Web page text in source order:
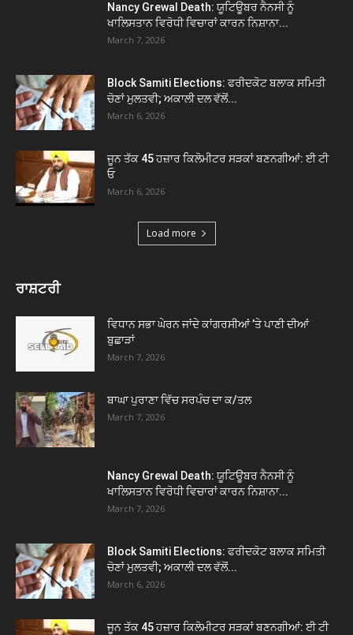
Nancy Grewal Death: ਯੂਟਿਊਬਰ ਨੈਨਸੀ ਨੂੰ
ਖਾਲਿਸਤਾਨ ਵਿਰੋਧੀ ਵਿਚਾਰਾਂ ਕਾਰਨ ਨਿਸ਼ਾਨਾ...
March 7, 2026
Block Samiti Elections: ਫਰੀਦਕੋਟ ਬਲਾਕ ਸਮਿਤੀ
ਚੋਣਾਂ ਮੁਲਤਵੀ; ਅਕਾਲੀ ਦਲ ਵੱਲੋਂ...
March 6, 2026
ਜੂਨ ਤੱਕ 45 ਹਜ਼ਾਰ ਕਿਲੋਮੀਟਰ ਸੜਕਾਂ ਬਣਨਗੀਆਂ: ਈ ਟੀ
ਓ
March 6, 2026
Load more
ਰਾਸ਼ਟਰੀ
ਵਿਧਾਨ ਸਭਾ ਘੇਰਨ ਜਾਂਦੇ ਕਾਂਗਰਸੀਆਂ ’ਤੇ ਪਾਣੀ ਦੀਆਂ
ਬੁਛਾੜਾਂ
March 7, 2026
ਬਾਘਾ ਪੁਰਾਣਾ ਵਿੱਚ ਸਰਪੰਚ ਦਾ ਕ/ਤਲ
March 7, 2026
Nancy Grewal Death: ਯੂਟਿਊਬਰ ਨੈਨਸੀ ਨੂੰ
ਖਾਲਿਸਤਾਨ ਵਿਰੋਧੀ ਵਿਚਾਰਾਂ ਕਾਰਨ ਨਿਸ਼ਾਨਾ...
March 7, 2026
Block Samiti Elections: ਫਰੀਦਕੋਟ ਬਲਾਕ ਸਮਿਤੀ
ਚੋਣਾਂ ਮੁਲਤਵੀ; ਅਕਾਲੀ ਦਲ ਵੱਲੋਂ...
March 6, 2026
ਜੂਨ ਤੱਕ 45 ਹਜ਼ਾਰ ਕਿਲੋਮੀਟਰ ਸੜਕਾਂ ਬਣਨਗੀਆਂ: ਈ ਟੀ